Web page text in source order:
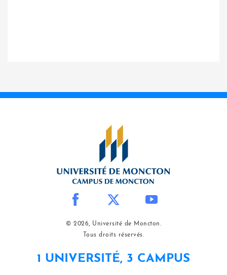
© 2026, Université de Moncton.
Tous droits réservés.
1 UNIVERSITÉ, 3 CAMPUS